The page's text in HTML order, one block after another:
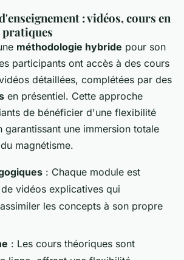
: vidéos, cours en
pratiques
méthodologie hybride pour son
participants ont accès à des cours
détaillées, complétées par des
en présentiel. Cette approche
de bénéficier d'une flexibilité
garantissant une immersion totale
magnétisme.
: Chaque module est
vidéos explicatives qui
les concepts à son propre
: Les cours théoriques sont